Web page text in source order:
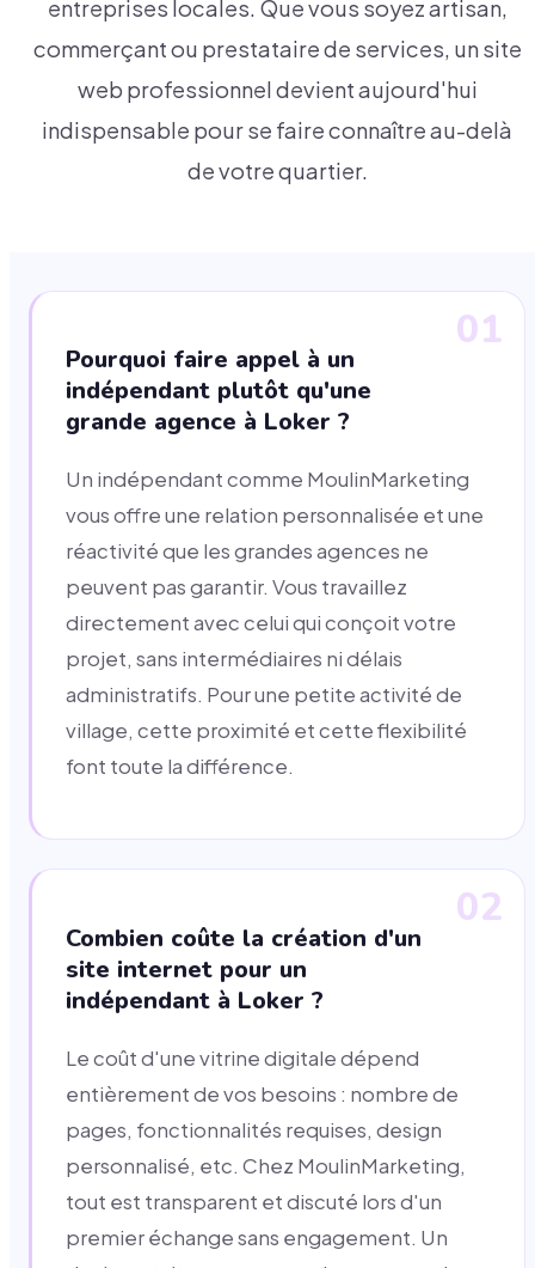
entreprises locales. Que vous soyez artisan,
commerçant ou prestataire de services, un site
web professionnel devient aujourd'hui
indispensable pour se faire connaître au-delà
de votre quartier.
01
Pourquoi faire appel à un
indépendant plutôt qu'une
grande agence à Loker ?
Un indépendant comme MoulinMarketing
vous offre une relation personnalisée et une
réactivité que les grandes agences ne
peuvent pas garantir. Vous travaillez
directement avec celui qui conçoit votre
projet, sans intermédiaires ni délais
administratifs. Pour une petite activité de
village, cette proximité et cette flexibilité
font toute la différence.
02
Combien coûte la création d'un
site internet pour un
indépendant à Loker ?
Le coût d'une vitrine digitale dépend
entièrement de vos besoins : nombre de
pages, fonctionnalités requises, design
personnalisé, etc. Chez MoulinMarketing,
tout est transparent et discuté lors d'un
premier échange sans engagement. Un